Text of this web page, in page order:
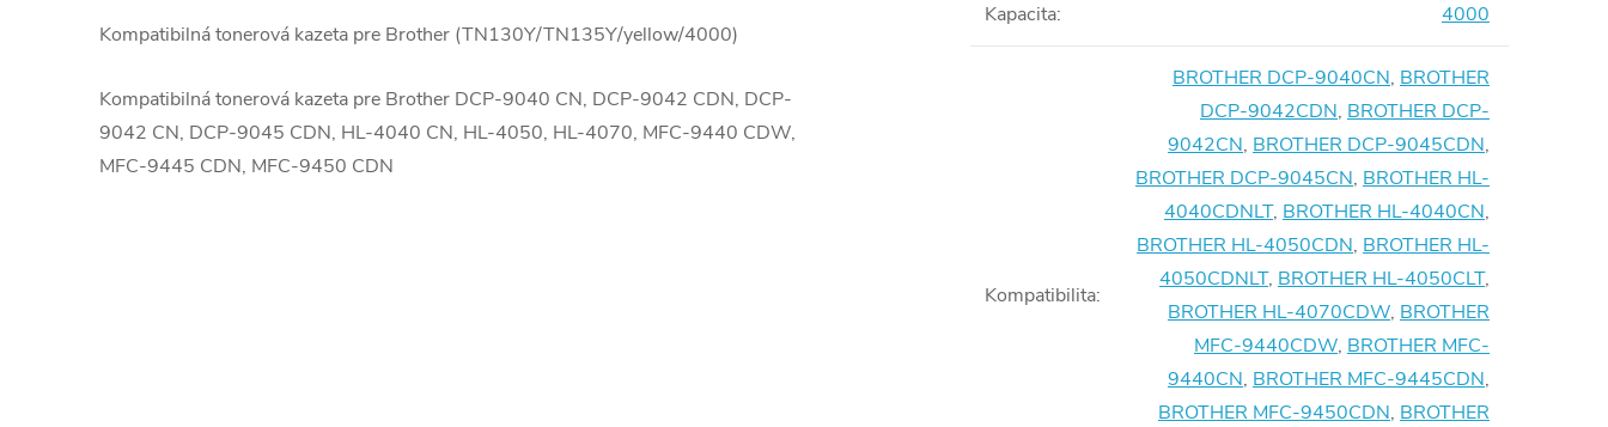
Kompatibilná tonerová kazeta pre Brother (TN130Y/TN135Y/yellow/4000)
Kompatibilná tonerová kazeta pre Brother DCP-9040 CN, DCP-9042 CDN, DCP-
9042 CN, DCP-9045 CDN, HL-4040 CN, HL-4050, HL-4070, MFC-9440 CDW,
MFC-9445 CDN, MFC-9450 CDN
Kapacita: 4000
Kompatibilita:
BROTHER DCP-9040CN, BROTHER
DCP-9042CDN, BROTHER DCP-
9042CN, BROTHER DCP-9045CDN,
BROTHER DCP-9045CN, BROTHER HL-
4040CDNLT, BROTHER HL-4040CN,
BROTHER HL-4050CDN, BROTHER HL-
4050CDNLT, BROTHER HL-4050CLT,
BROTHER HL-4070CDW, BROTHER
MFC-9440CDW, BROTHER MFC-
9440CN, BROTHER MFC-9445CDN,
BROTHER MFC-9450CDN, BROTHER